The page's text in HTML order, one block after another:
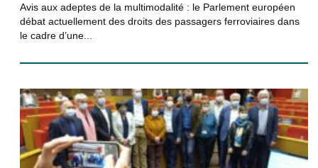
Avis aux adeptes de la multimodalité : le Parlement européen
débat actuellement des droits des passagers ferroviaires dans
le cadre d’une...